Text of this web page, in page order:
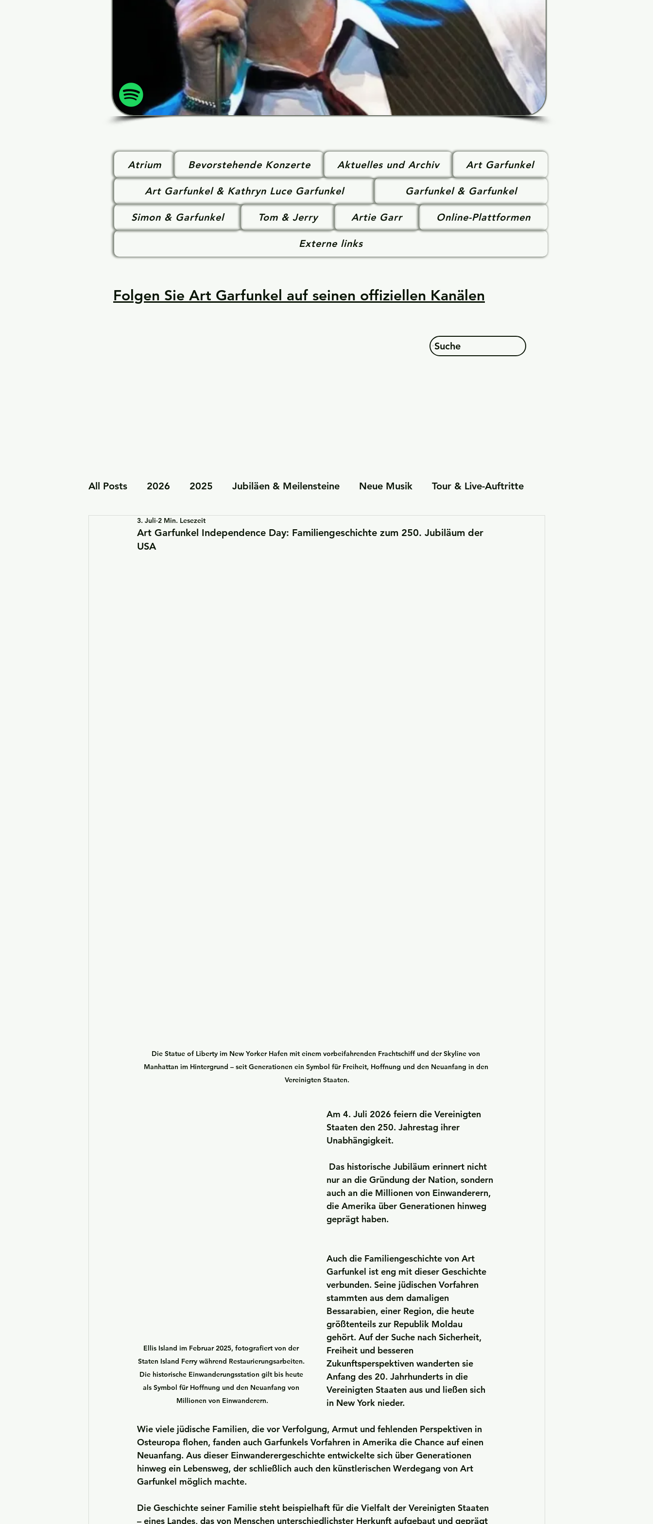
Atrium Bevorstehende Konzerte Aktuelles und Archiv Art Garfunkel
Art Garfunkel & Kathryn Luce Garfunkel Garfunkel & Garfunkel
Simon & Garfunkel Tom & Jerry Artie Garr Online-Plattformen
Externe links
Folgen Sie Art Garfunkel auf seinen offiziellen Kanälen
Suche
All Posts 2026 2025 Jubiläen & Meilensteine Neue Musik Tour & Live-Auftritte
Kooperationen & Schirmherrschaften
Art Garfunkel Independence Day: Familiengeschichte zum 250. Jubiläum der
USA
3. Juli 2 Min. Lesezeit
Die Statue of Liberty im New Yorker Hafen mit einem vorbeifahrenden Frachtschiff und der Skyline von
Manhattan im Hintergrund – seit Generationen ein Symbol für Freiheit, Hoffnung und den Neuanfang in den
Vereinigten Staaten.
Ellis Island im Februar 2025, fotografiert von der
Staten Island Ferry während Restaurierungsarbeiten.
Die historische Einwanderungsstation gilt bis heute
als Symbol für Hoffnung und den Neuanfang von
Millionen von Einwanderern.
Am 4. Juli 2026 feiern die Vereinigten
Staaten den 250. Jahrestag ihrer
Unabhängigkeit.
nur an die Gründung der Nation, sondern
auch an die Millionen von Einwanderern,
die Amerika über Generationen hinweg
geprägt haben.
Auch die Familiengeschichte von Art
Garfunkel ist eng mit dieser Geschichte
verbunden. Seine jüdischen Vorfahren
stammten aus dem damaligen
Bessarabien, einer Region, die heute
größtenteils zur Republik Moldau
gehört. Auf der Suche nach Sicherheit,
Freiheit und besseren
Zukunftsperspektiven wanderten sie
Anfang des 20. Jahrhunderts in die
Vereinigten Staaten aus und ließen sich
in New York nieder.
Wie viele jüdische Familien, die vor Verfolgung, Armut und fehlenden Perspektiven in
Osteuropa flohen, fanden auch Garfunkels Vorfahren in Amerika die Chance auf einen
Neuanfang. Aus dieser Einwanderergeschichte entwickelte sich über Generationen
hinweg ein Lebensweg, der schließlich auch den künstlerischen Werdegang von Art
Garfunkel möglich machte.
Die Geschichte seiner Familie steht beispielhaft für die Vielfalt der Vereinigten Staaten
– eines Landes, das von Menschen unterschiedlichster Herkunft aufgebaut und geprägt